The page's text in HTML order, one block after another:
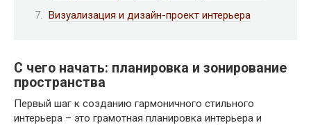
Визуализация и дизайн-проект интерьера
С чего начать: планировка и зонирование
пространства
Первый шаг к созданию гармоничного стильного
интерьера – это грамотная планировка интерьера и